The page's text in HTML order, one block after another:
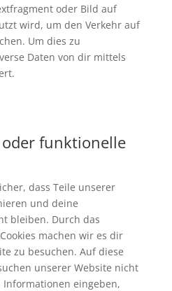
oder Bild auf
wird, um den Verkehr auf
Um dies zu
Daten von dir mittels
funktionelle
dass Teile unserer
und deine
bleiben. Durch das
machen wir es dir
zu besuchen. Auf diese
unserer Website nicht
eingeben,